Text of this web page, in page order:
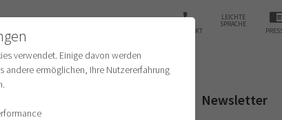
KONTAKT
LEICHTE
SPRACHE
Newsletter
verwendet. Einige davon werden
andere ermöglichen, Ihre Nutzererfahrung